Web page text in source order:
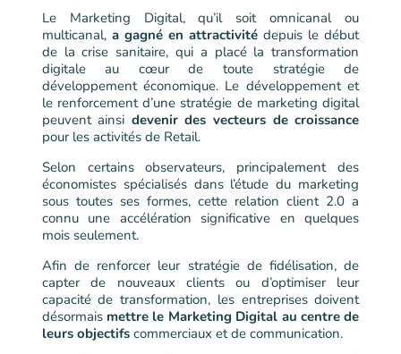
Le Marketing Digital, qu’il soit omnicanal ou
multicanal, a gagné en attractivité depuis le début
de la crise sanitaire, qui a placé la transformation
digitale au cœur de toute stratégie de
développement économique. Le développement et
le renforcement d’une stratégie de marketing digital
peuvent ainsi devenir des vecteurs de croissance
pour les activités de Retail.
Selon certains observateurs, principalement des
économistes spécialisés dans l’étude du marketing
sous toutes ses formes, cette relation client 2.0 a
connu une accélération significative en quelques
mois seulement.
Afin de renforcer leur stratégie de fidélisation, de
capter de nouveaux clients ou d’optimiser leur
capacité de transformation, les entreprises doivent
désormais mettre le Marketing Digital au centre de
leurs objectifscommerciaux et de communication.